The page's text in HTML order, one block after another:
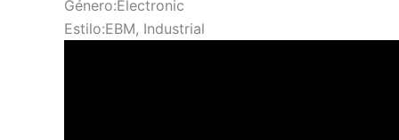
Género:Electronic
Estilo:EBM, Industrial